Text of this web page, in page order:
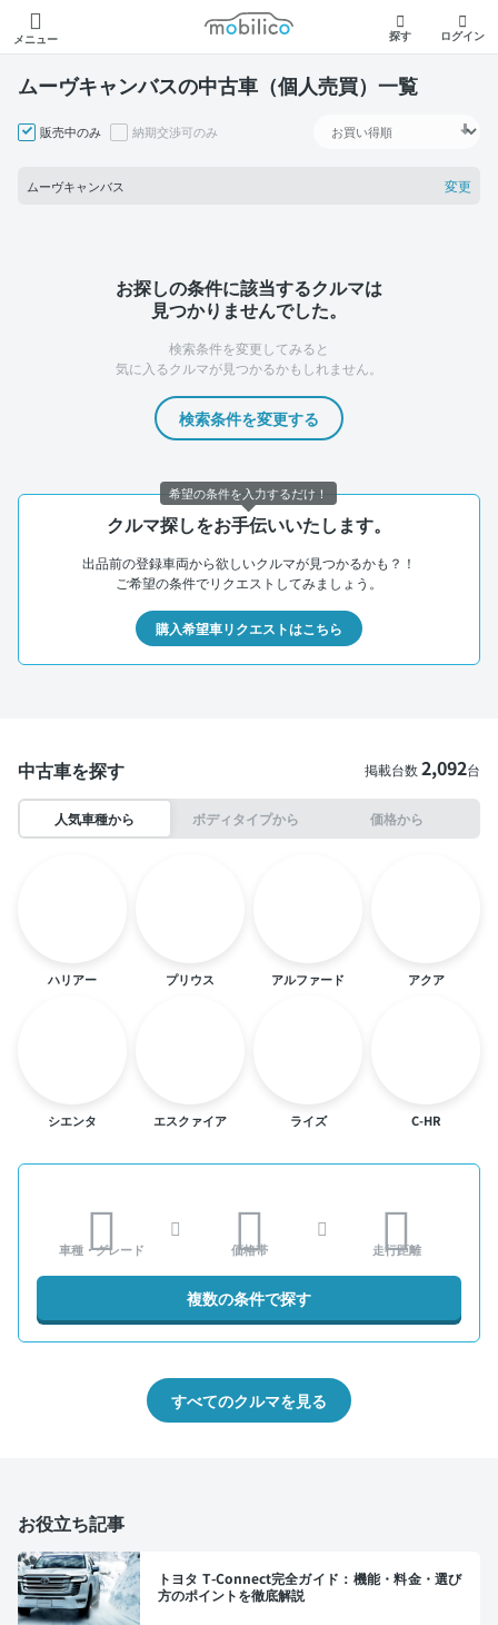
メニュー
モビリコ
探す ログイン
ムーヴキャンバスの中古車（個人売買）一覧
販売中のみ 納期交渉可のみ
ムーヴキャンバス 変更
お探しの条件に該当するクルマは
見つかりませんでした。
検索条件を変更してみると
気に入るクルマが見つかるかもしれません。
検索条件を変更する
クルマ探しをお手伝いいたします。
出品前の登録車両から欲しいクルマが見つかるかも？！
ご希望の条件でリクエストしてみましょう。
購入希望車リクエストはこちら
中古車を探す 掲載台数2,092台
人気車種から ボディタイプから 価格から
ハリアー プリウス アルファード アクア
シエンタ エスクァイア ライズ C-HR
車種・グレード 価格帯 走行距離
複数の条件で探す
すべてのクルマを見る
お役立ち記事
トヨタ T-Connect完全ガイド：機能・料金・選び
方のポイントを徹底解説
希望の条件を入力するだけ！